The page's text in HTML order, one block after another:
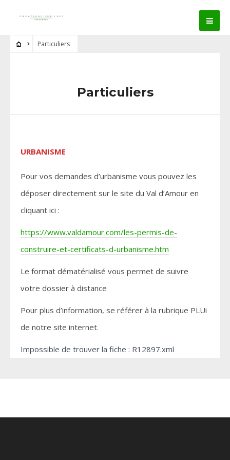
Particuliers
Particuliers
URBANISME
Pour vos demandes d’urbanisme vous pouvez les
déposer directement sur le site du Val d’Amour en
cliquant ici :
https://www.valdamour.com/les-permis-de-
construire-et-certificats-d-urbanisme.htm
Le format dématérialisé vous permet de suivre
votre dossier à distance
Pour plus d’information, se référer à la rubrique PLUi
de notre site internet.
Impossible de trouver la fiche : R12897.xml